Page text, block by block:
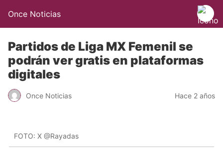
Once Noticias
Partidos de Liga MX Femenil se
podrán ver gratis en plataformas
digitales
Once Noticias Hace 2 años
FOTO: X @Rayadas